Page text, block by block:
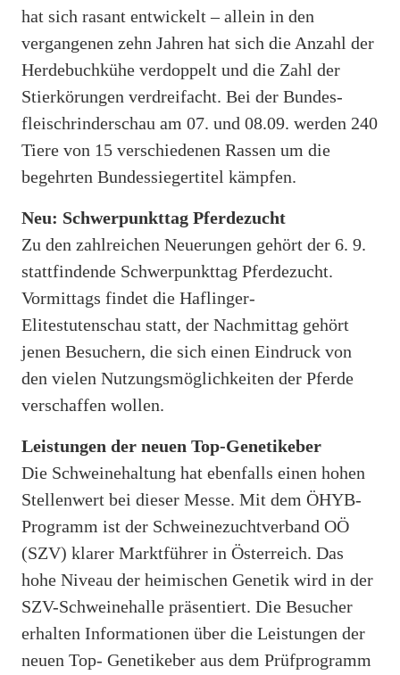
hat sich rasant entwickelt – allein in den
vergangenen zehn Jahren hat sich die Anzahl der
Herdebuchkühe verdoppelt und die Zahl der
Stierkörungen verdreifacht. Bei der Bundes-
fleischrinderschau am 07. und 08.09. werden 240
Tiere von 15 verschiedenen Rassen um die
begehrten Bundessiegertitel kämpfen.
Neu: Schwerpunkttag Pferdezucht
Zu den zahlreichen Neuerungen gehört der 6. 9.
stattfindende Schwerpunkttag Pferdezucht.
Vormittags findet die Haflinger-
Elitestutenschau statt, der Nachmittag gehört
jenen Besuchern, die sich einen Eindruck von
den vielen Nutzungsmöglichkeiten der Pferde
verschaffen wollen.
Leistungen der neuen Top-Genetikeber
Die Schweinehaltung hat ebenfalls einen hohen
Stellenwert bei dieser Messe. Mit dem ÖHYB-
Programm ist der Schweinezuchtverband OÖ
(SZV) klarer Marktführer in Österreich. Das
hohe Niveau der heimischen Genetik wird in der
SZV-Schweinehalle präsentiert. Die Besucher
erhalten Informationen über die Leistungen der
neuen Top- Genetikeber aus dem Prüfprogramm